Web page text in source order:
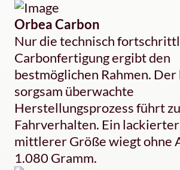
Orbea Carbon
Nur die technisch
Carbonfertigung ergibt den
bestmöglichen Rahmen. Der
sorgsam überwachte
Herstellungsprozess führt
Fahrverhalten. Ein
mittlerer Größe wiegt ohne
1.080 Gramm.